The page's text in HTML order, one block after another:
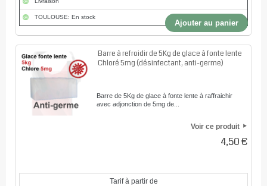
TOULOUSE: En stock
Ajouter au panier
Barre à refroidir de 5Kg de glace à fonte lente
Chloré 5mg (désinfectant, anti-germe)
Barre de 5Kg de glace à fonte lente à raffraichir
avec adjonction de 5mg de...
Voir ce produit
4,50 €
Tarif à partir de